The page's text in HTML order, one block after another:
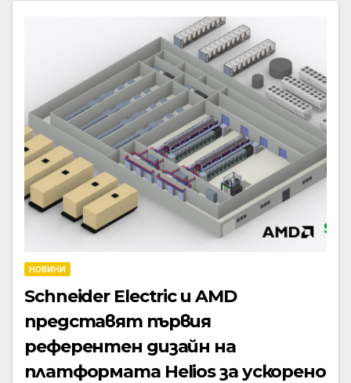
НОВИНИ
Schneider Electric и AMD
представят първия
референтен дизайн на
платформата Helios за ускорено